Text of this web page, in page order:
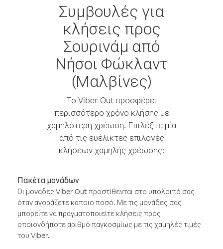
Συμβουλές για
κλήσεις προς
Σουρινάμ από
Νήσοι Φώκλαντ
(Μαλβίνες)
Το Viber Out προσφέρει
περισσότερο χρόνο κλήσης με
χαμηλότερη χρέωση. Επιλέξτε μία
από τις ευέλικτες επιλογές
κλήσεων χαμηλής χρέωσης:
Πακέτα μονάδων
Οι μονάδες Viber Out προστίθενται στο υπόλοιπό σας
όταν αγοράζετε κάποιο ποσό. Με τις μονάδες σας
μπορείτε να πραγματοποιείτε κλήσεις προς
οποιονδήποτε αριθμό παγκοσμίως με τις χαμηλές τιμές
του Viber.